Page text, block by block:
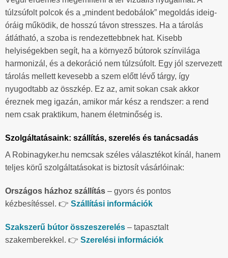
túlzsúfolt polcok és a „mindent bedobálok” megoldás ideig-
óráig működik, de hosszú távon stresszes. Ha a tárolás
átlátható, a szoba is rendezettebbnek hat. Kisebb
helyiségekben segít, ha a környező bútorok színvilága
harmonizál, és a dekoráció nem túlzsúfolt. Egy jól szervezett
tárolás mellett kevesebb a szem előtt lévő tárgy, így
nyugodtabb az összkép. Ez az, amit sokan csak akkor
éreznek meg igazán, amikor már kész a rendszer: a rend
nem csak praktikum, hanem életminőség is.
Szolgáltatásaink: szállítás, szerelés és tanácsadás
A Robinagyker.hu nemcsak széles választékot kínál, hanem
teljes körű szolgáltatásokat is biztosít vásárlóinak:
Országos házhoz szállítás – gyors és pontos
kézbesítéssel. 👉 Szállítási információk
Szakszerű bútor összeszerelés – tapasztalt
szakemberekkel. 👉 Szerelési információk